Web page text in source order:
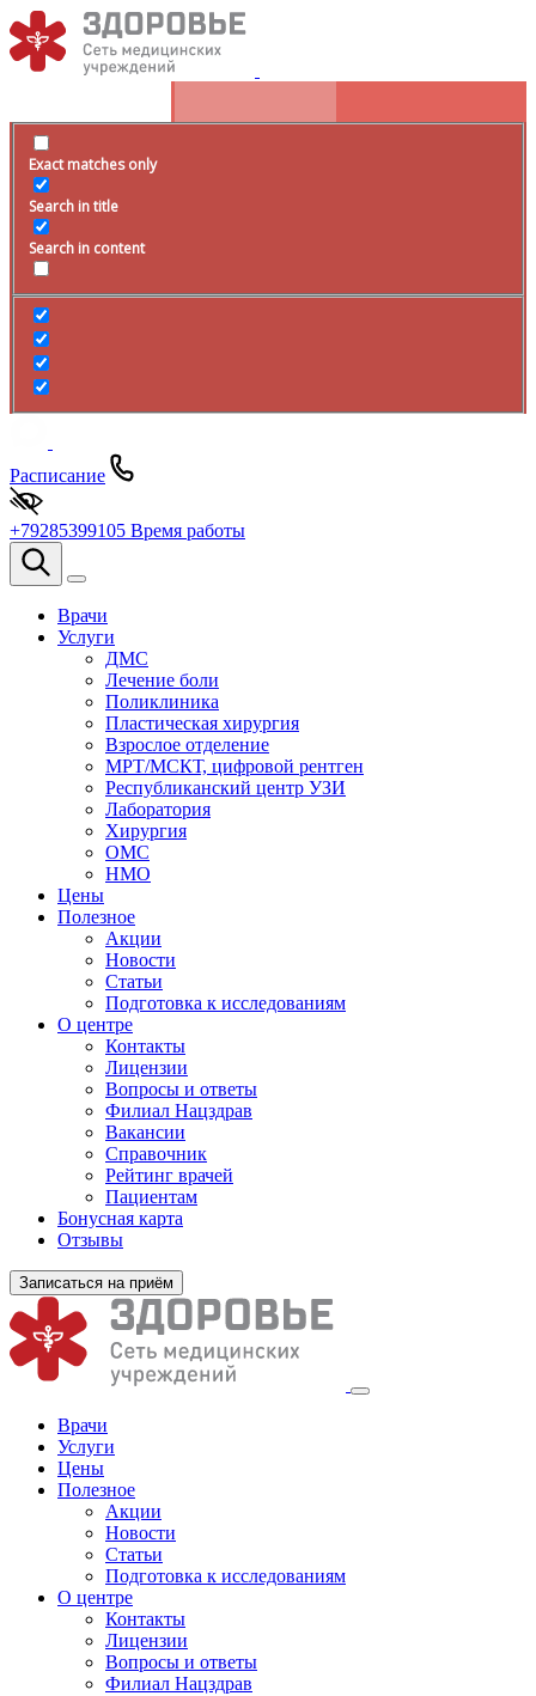
Exact matches only
Search in title
Search in content
Расписание
+79285399105 Время работы
Врачи
Услуги
ДМС
Лечение боли
Поликлиника
Пластическая хирургия
Взрослое отделение
МРТ/МСКТ, цифровой рентген
Республиканский центр УЗИ
Лаборатория
Хирургия
ОМС
НМО
Цены
Полезное
Акции
Новости
Статьи
Подготовка к исследованиям
О центре
Контакты
Лицензии
Вопросы и ответы
Филиал Нацздрав
Вакансии
Справочник
Рейтинг врачей
Пациентам
Бонусная карта
Отзывы
Записаться на приём
Врачи
Услуги
Цены
Полезное
Акции
Новости
Статьи
Подготовка к исследованиям
О центре
Контакты
Лицензии
Вопросы и ответы
Филиал Нацздрав